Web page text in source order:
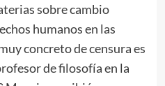
sobre cambio
humanos en las
concreto de censura es
de filosofía en la